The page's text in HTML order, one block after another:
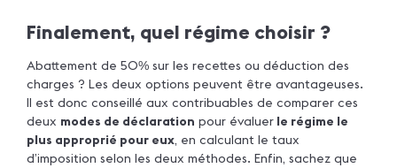
Finalement, quel régime choisir ?
Abattement de 50% sur les recettes ou déduction des
charges ? Les deux options peuvent être avantageuses.
Il est donc conseillé aux contribuables de comparer ces
deux modes de déclaration pour évaluer le régime le
plus approprié pour eux, en calculant le taux
d’imposition selon les deux méthodes. Enfin, sachez que